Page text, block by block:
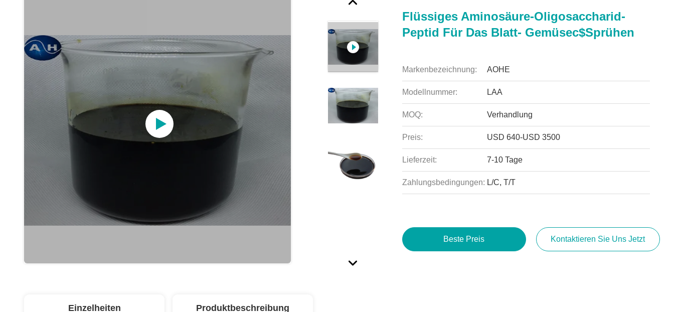
Flüssiges Aminosäure-Oligosaccharid-
Peptid Für Das Blatt- Gemüsec$sprühen
Markenbezeichnung: AOHE
Modellnummer: LAA
MOQ: Verhandlung
Preis: USD 640-USD 3500
Lieferzeit: 7-10 Tage
Zahlungsbedingungen: L/C, T/T
Beste Preis Kontaktieren Sie Uns Jetzt
Einzelheiten Produktbeschreibung